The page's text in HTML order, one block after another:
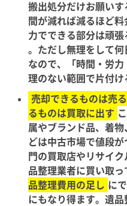
搬出処分だけお願い
間が減れば減るほど
力でできる部分は頑
。ただし無理をして
なので、「時間・労
理のない範囲で片付け
売却できるものは売る
るものは買取に出す
属やブランド品、着
どは中古市場で値段
門の買取店やリサイ
品整理業者に買い取
品整理費用の足し に
にもなり得ます​。遺品